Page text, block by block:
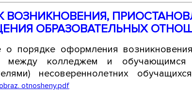
ВОЗНИКНОВЕНИЯ,
ОБРАЗОВАТЕЛЬНЫХ
о порядке оформления
между колледжем и обучающимся
несовереннолетних
otnosheny.pdf